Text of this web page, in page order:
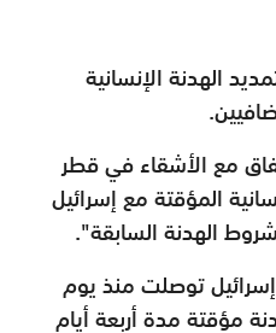
الهدنة الإنسانية
مع الأشقاء في قطر
المؤقتة مع إسرائيل
الهدنة السابقة".
توصلت منذ يوم
مؤقتة مدة أربعة أيام